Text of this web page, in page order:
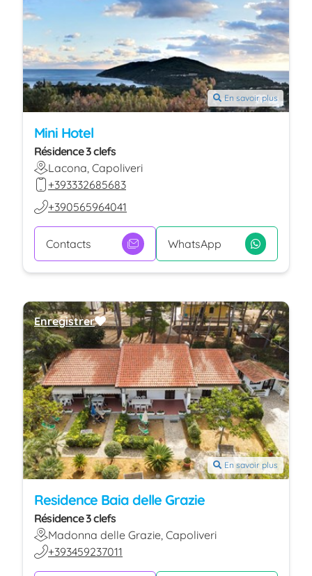
En savoir plus
Mini Hotel
Résidence 3 clefs
Lacona, Capoliveri
+393332685683
+390565964041
Contacts WhatsApp
En savoir plus
Residence Baia delle Grazie
Résidence 3 clefs
Madonna delle Grazie, Capoliveri
+393459237011
Enregistrer